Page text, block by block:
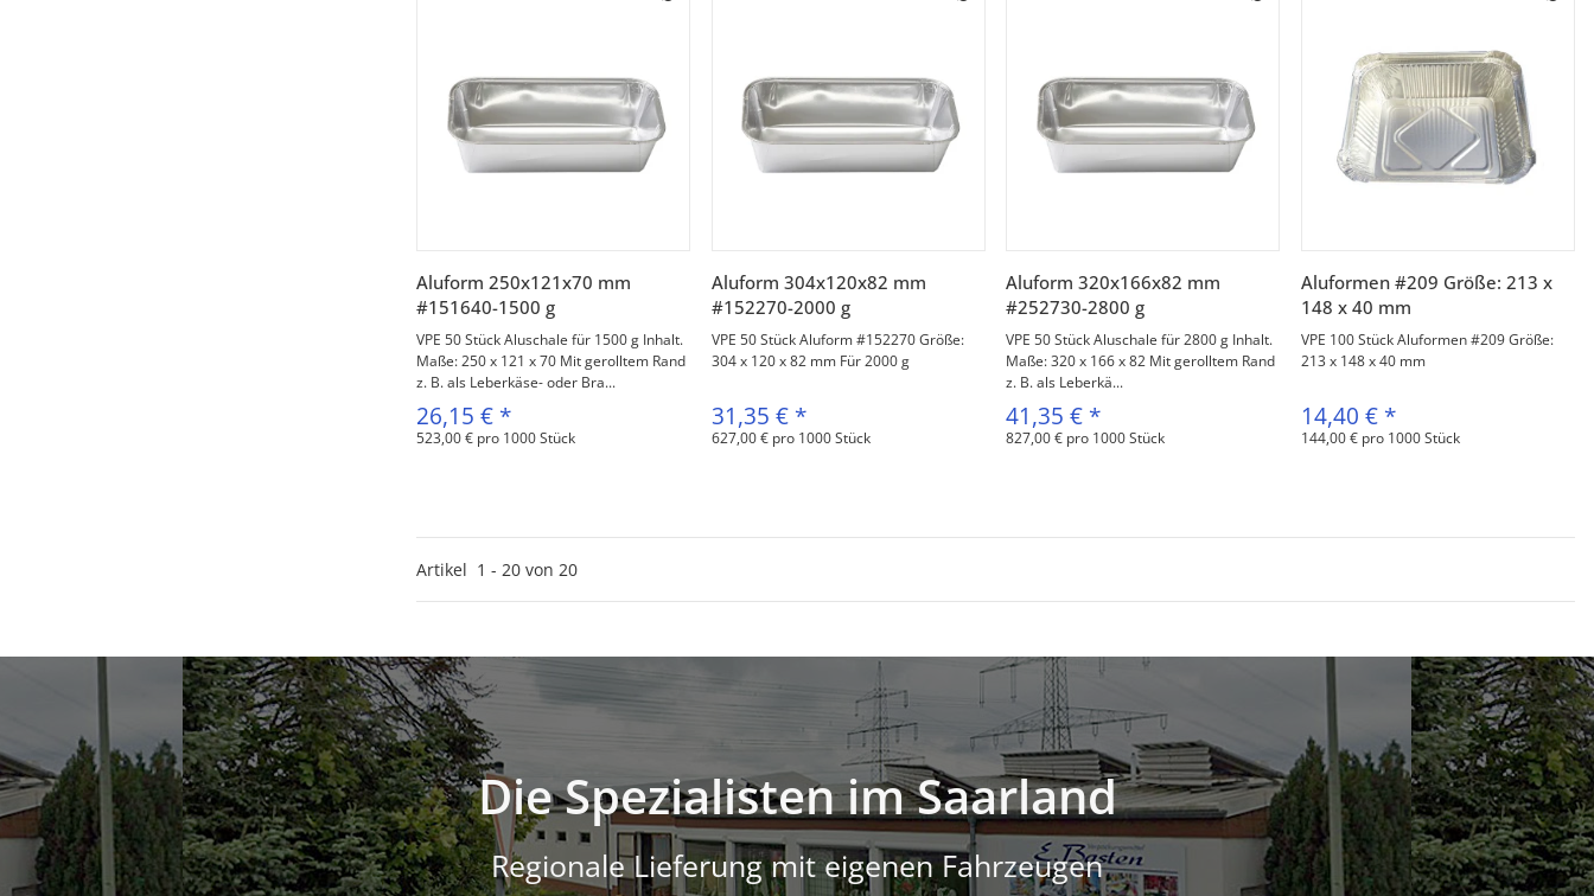
Vorschau
Aluform 250x121x70 mm
#151640-1500 g
VPE 50 Stück Aluschale für 1500 g Inhalt.
Maße: 250 x 121 x 70 Mit gerolltem Rand
z. B. als Leberkäse- oder Bra...
26,15 € *
523,00 € pro 1000 Stück
Vorschau
Aluform 304x120x82 mm
#152270-2000 g
VPE 50 Stück Aluform #152270 Größe:
304 x 120 x 82 mm Für 2000 g
31,35 € *
627,00 € pro 1000 Stück
Vorschau
Aluform 320x166x82 mm
#252730-2800 g
VPE 50 Stück Aluschale für 2800 g Inhalt.
Maße: 320 x 166 x 82 Mit gerolltem Rand
z. B. als Leberkä...
41,35 € *
827,00 € pro 1000 Stück
Vorschau
Aluformen #209 Größe: 213 x
148 x 40 mm
VPE 100 Stück Aluformen #209 Größe:
213 x 148 x 40 mm
14,40 € *
144,00 € pro 1000 Stück
Artikel 1 - 20 von 20
Die Spezialisten im Saarland
Regionale Lieferung mit eigenen Fahrzeugen